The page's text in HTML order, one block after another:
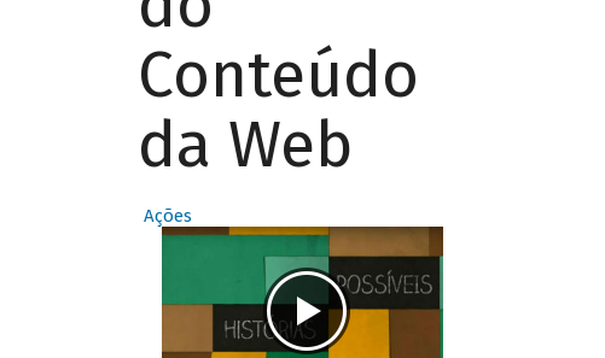
Conteúdo
da Web
Ações